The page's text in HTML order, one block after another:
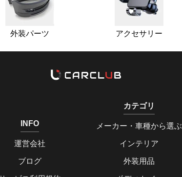
外装パーツ アクセサリー
INFO
運営会社
ブログ
カテゴリ
メーカー・車種から選ぶ
インテリア
外装用品